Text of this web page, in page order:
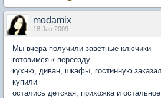
modamix
18 Jan 2009
Мы вчера получили заветные ключики
готовимся к переезду
кухню, диван, шкафы, гостинную
купили
остались детская, прихожка и